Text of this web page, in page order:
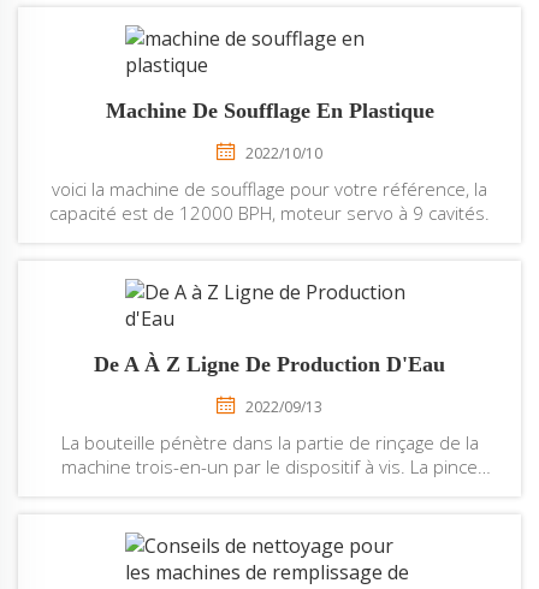
révélant le confort et les innombrables avantages qui
Machine De Soufflage En Plastique
2022/10/10
voici la machine de soufflage pour votre référence, la
capacité est de 12000 BPH, moteur servo à 9 cavités.
De A À Z Ligne De Production D'Eau
2022/09/13
La bouteille pénètre dans la partie de rinçage de la
machine trois-en-un par le dispositif à vis. La pince
sol. Dans la zone spéciale de rinçage, la buse...